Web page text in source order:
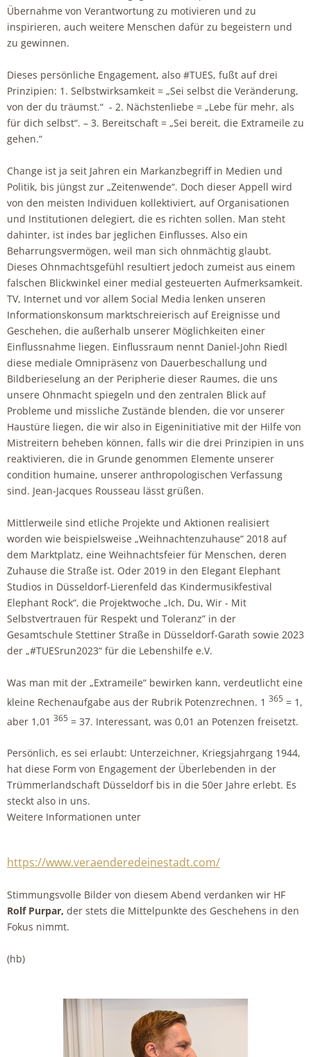
Übernahme von Verantwortung zu motivieren und zu
inspirieren, auch weitere Menschen dafür zu begeistern und
zu gewinnen.
Dieses persönliche Engagement, also #TUES, fußt auf drei
Prinzipien: 1. Selbstwirksamkeit = „Sei selbst die Veränderung,
von der du träumst.“ - 2. Nächstenliebe = „Lebe für mehr, als
für dich selbst“. – 3. Bereitschaft = „Sei bereit, die Extrameile zu
gehen.“
Change ist ja seit Jahren ein Markanzbegriff in Medien und
Politik, bis jüngst zur „Zeitenwende“. Doch dieser Appell wird
von den meisten Individuen kollektiviert, auf Organisationen
und Institutionen delegiert, die es richten sollen. Man steht
dahinter, ist indes bar jeglichen Einflusses. Also ein
Beharrungsvermögen, weil man sich ohnmächtig glaubt.
Dieses Ohnmachtsgefühl resultiert jedoch zumeist aus einem
falschen Blickwinkel einer medial gesteuerten Aufmerksamkeit.
TV, Internet und vor allem Social Media lenken unseren
Informationskonsum marktschreierisch auf Ereignisse und
Geschehen, die außerhalb unserer Möglichkeiten einer
Einflussnahme liegen. Einflussraum nennt Daniel-John Riedl
diese mediale Omnipräsenz von Dauerbeschallung und
Bildberieselung an der Peripherie dieser Raumes, die uns
unsere Ohnmacht spiegeln und den zentralen Blick auf
Probleme und missliche Zustände blenden, die vor unserer
Haustüre liegen, die wir also in Eigeninitiative mit der Hilfe von
Mistreitern beheben können, falls wir die drei Prinzipien in uns
reaktivieren, die in Grunde genommen Elemente unserer
condition humaine, unserer anthropologischen Verfassung
sind. Jean-Jacques Rousseau lässt grüßen.
Mittlerweile sind etliche Projekte und Aktionen realisiert
worden wie beispielsweise „Weihnachtenzuhause“ 2018 auf
dem Marktplatz, eine Weihnachtsfeier für Menschen, deren
Zuhause die Straße ist. Oder 2019 in den Elegant Elephant
Studios in Düsseldorf-Lierenfeld das Kindermusikfestival
Elephant Rock“, die Projektwoche „Ich, Du, Wir - Mit
Selbstvertrauen für Respekt und Toleranz” in der
Gesamtschule Stettiner Straße in Düsseldorf-Garath sowie 2023
der „#TUESrun2023“ für die Lebenshilfe e.V.
Was man mit der „Extrameile“ bewirken kann, verdeutlicht eine
kleine Rechenaufgabe aus der Rubrik Potenzrechnen. 1 365 = 1,
aber 1,01 365 = 37. Interessant, was 0,01 an Potenzen freisetzt.
Persönlich, es sei erlaubt: Unterzeichner, Kriegsjahrgang 1944,
hat diese Form von Engagement der Überlebenden in der
Trümmerlandschaft Düsseldorf bis in die 50er Jahre erlebt. Es
steckt also in uns.
Weitere Informationen unter
https://www.veraenderedeinestadt.com/
Stimmungsvolle Bilder von diesem Abend verdanken wir HF
Rolf Purpar, der stets die Mittelpunkte des Geschehens in den
Fokus nimmt.
(hb)